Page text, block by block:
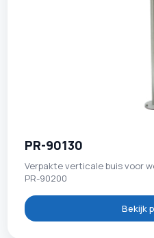
PR-90130
Verpakte verticale buis voor
PR-90200
Bekijk